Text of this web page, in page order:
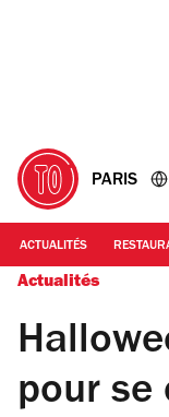
PARIS
ACTUALITÉS
Actualités
pour se